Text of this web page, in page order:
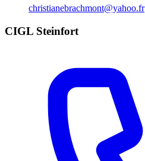
christianebrachmont@yahoo.fr
CIGL Steinfort